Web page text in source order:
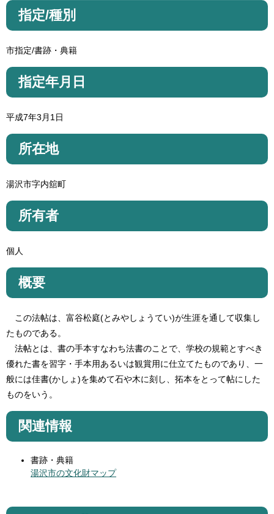
指定/種別
市指定/書跡・典籍
指定年月日
平成7年3月1日
所在地
湯沢市字内舘町
所有者
個人
概要
この法帖は、富谷松庭(とみやしょうてい)が生涯を通して収集し
たものである。
法帖とは、書の手本すなわち法書のことで、学校の規範とすべき
優れた書を習字・手本用あるいは観賞用に仕立てたものであり、一
般には佳書(かしょ)を集めて石や木に刻し、拓本をとって帖にした
ものをいう。
関連情報
書跡・典籍
湯沢市の文化財マップ